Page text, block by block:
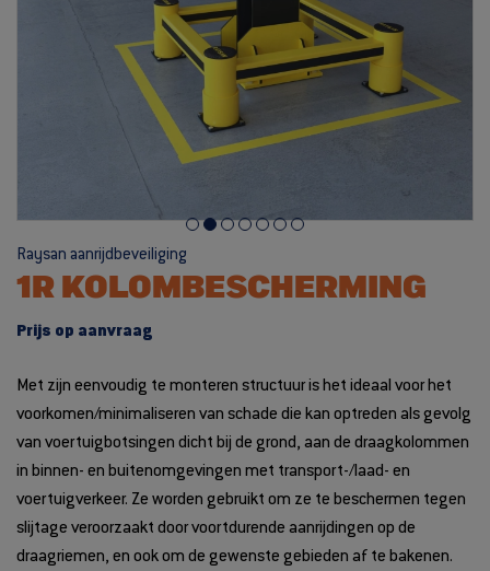
Raysan aanrijdbeveiliging
1R KOLOMBESCHERMING
Prijs op aanvraag
Met zijn eenvoudig te monteren structuur is het ideaal voor het
voorkomen/minimaliseren van schade die kan optreden als gevolg
van voertuigbotsingen dicht bij de grond, aan de draagkolommen
in binnen- en buitenomgevingen met transport-/laad- en
voertuigverkeer. Ze worden gebruikt om ze te beschermen tegen
slijtage veroorzaakt door voortdurende aanrijdingen op de
draagriemen, en ook om de gewenste gebieden af te bakenen.